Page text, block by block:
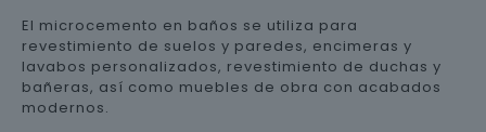
El microcemento en baños se utiliza para
revestimiento de suelos y paredes, encimeras y
lavabos personalizados, revestimiento de duchas y
bañeras, así como muebles de obra con acabados
modernos.